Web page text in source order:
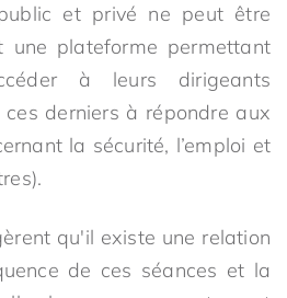
et privé ne peut être
une plateforme permettant
à leurs dirigeants
derniers à répondre aux
la sécurité, l’emploi et
qu'il existe une relation
de ces séances et la